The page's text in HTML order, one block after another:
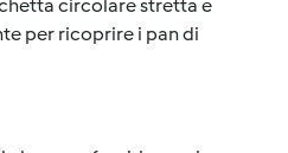
circolare stretta e
per ricoprire i pan di